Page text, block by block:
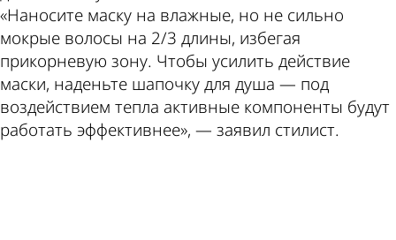
«Наносите маску на влажные, но не сильно
мокрые волосы на 2/3 длины, избегая
прикорневую зону. Чтобы усилить действие
маски, наденьте шапочку для душа — под
воздействием тепла активные компоненты будут
работать эффективнее», — заявил стилист.